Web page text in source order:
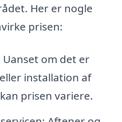
Her er nogle
prisen:
om det er
installation af
prisen variere.